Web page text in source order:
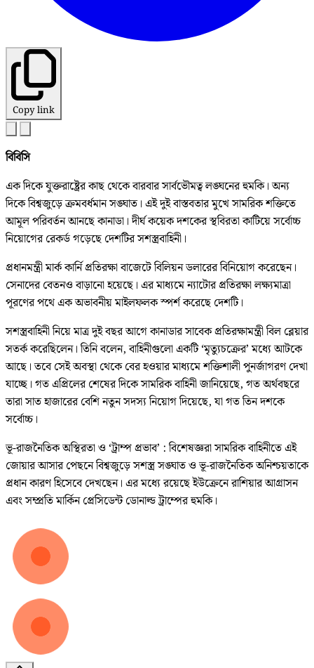
Copy link
বিবিসি
এক দিকে যুক্তরাষ্ট্রের কাছ থেকে বারবার সার্বভৌমত্ব লঙ্ঘনের হুমকি। অন্য
দিকে বিশ্বজুড়ে ক্রমবর্ধমান সঙ্ঘাত। এই দুই বাস্তবতার মুখে সামরিক শক্তিতে
আমূল পরিবর্তন আনছে কানাডা। দীর্ঘ কয়েক দশকের স্থবিরতা কাটিয়ে সর্বোচ্চ
নিয়োগের রেকর্ড গড়েছে দেশটির সশস্ত্রবাহিনী।
প্রধানমন্ত্রী মার্ক কার্নি প্রতিরক্ষা বাজেটে বিলিয়ন ডলারের বিনিয়োগ করেছেন।
সেনাদের বেতনও বাড়ানো হয়েছে। এর মাধ্যমে ন্যাটোর প্রতিরক্ষা লক্ষ্যমাত্রা
পূরণের পথে এক অভাবনীয় মাইলফলক স্পর্শ করেছে দেশটি।
সশস্ত্রবাহিনী নিয়ে মাত্র দুই বছর আগে কানাডার সাবেক প্রতিরক্ষামন্ত্রী বিল ব্লেয়ার
সতর্ক করেছিলেন। তিনি বলেন, বাহিনীগুলো একটি ‘মৃত্যুচক্রের’ মধ্যে আটকে
আছে। তবে সেই অবস্থা থেকে বের হওয়ার মাধ্যমে শক্তিশালী পুনর্জাগরণ দেখা
যাচ্ছে। গত এপ্রিলের শেষের দিকে সামরিক বাহিনী জানিয়েছে, গত অর্থবছরে
তারা সাত হাজারের বেশি নতুন সদস্য নিয়োগ দিয়েছে, যা গত তিন দশকে
সর্বোচ্চ।
ভূ-রাজনৈতিক অস্থিরতা ও ‘ট্রাম্প প্রভাব’ : বিশেষজ্ঞরা সামরিক বাহিনীতে এই
জোয়ার আসার পেছনে বিশ্বজুড়ে সশস্ত্র সঙ্ঘাত ও ভূ-রাজনৈতিক অনিশ্চয়তাকে
প্রধান কারণ হিসেবে দেখছেন। এর মধ্যে রয়েছে ইউক্রেনে রাশিয়ার আগ্রাসন
এবং সম্প্রতি মার্কিন প্রেসিডেন্ট ডোনাল্ড ট্রাম্পের হুমকি।